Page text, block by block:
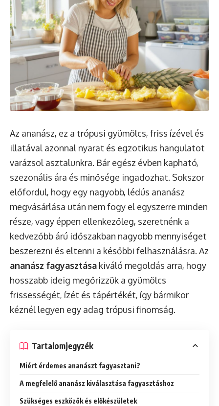
Az ananász, ez a trópusi gyümölcs, friss ízével és
illatával azonnal nyarat és egzotikus hangulatot
varázsol asztalunkra. Bár egész évben kapható,
szezonális ára és minősége ingadozhat. Sokszor
előfordul, hogy egy nagyobb, lédús ananász
megvásárlása után nem fogy el egyszerre minden
része, vagy éppen ellenkezőleg, szeretnénk a
kedvezőbb árú időszakban nagyobb mennyiséget
beszerezni és eltenni a későbbi felhasználásra. Az
ananász fagyasztása kiváló megoldás arra, hogy
hosszabb ideig megőrizzük a gyümölcs
frissességét, ízét és tápértékét, így bármikor
kéznél legyen egy adag trópusi finomság.
Tartalomjegyzék
Miért érdemes ananászt fagyasztani?
A megfelelő ananász kiválasztása fagyasztáshoz
Szükséges eszközök és előkészületek